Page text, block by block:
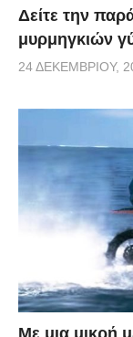
Δείτε την
μυρμηγκιών
24 ΔΕΚΕΜΒΡΊΟΥ,
Με μια μικρή